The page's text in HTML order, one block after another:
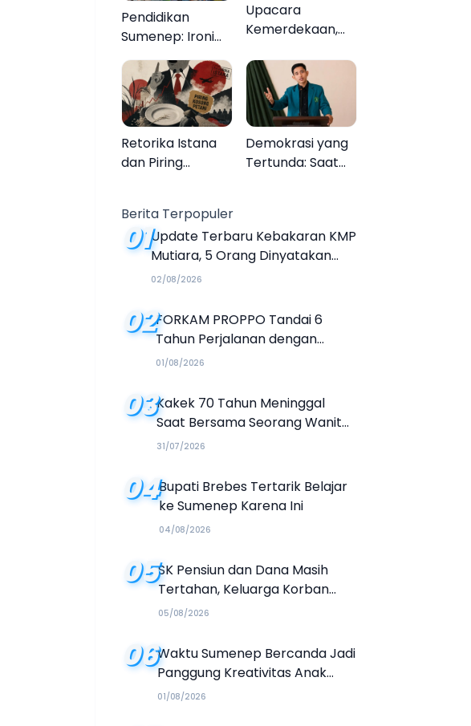
Pendidikan
Sumenep: Ironi
13.095 Anak Tidak
Sekolah
Menyaksikan
Semarak Festival
Kalender Event
2026
Upacara
Kemerdekaan,
Melupakan
Retorika Istana
dan Piring
Demokrasi yang
Tertunda: Saat
Berita Terpopuler
01Update Terbaru Kebakaran KMP
Mutiara, 5 Orang Dinyatakan
Tewas
02/08/2026
02FORKAM PROPPO Tandai 6
Tahun Perjalanan dengan
Peluncuran Mars, Hymne, dan
01/08/2026
03Kakek 70 Tahun Meninggal
Saat Bersama Seorang Wanita
di Hotel Parangtritis
31/07/2026
04Bupati Brebes Tertarik Belajar
ke Sumenep Karena Ini
04/08/2026
05SK Pensiun dan Dana Masih
Tertahan, Keluarga Korban
Tagih Janji BRI Sumenep
05/08/2026
06Waktu Sumenep Bercanda Jadi
Panggung Kreativitas Anak
Muda, Hasilkan Kolaborasi
01/08/2026